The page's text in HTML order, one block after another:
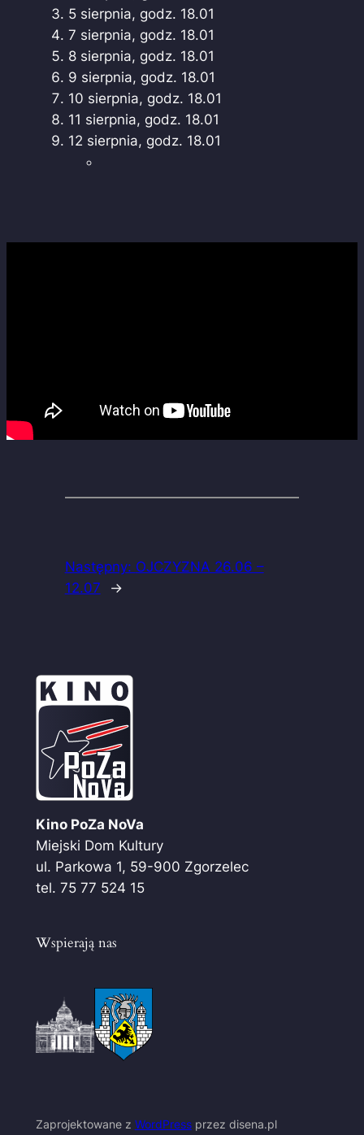
5 sierpnia, godz. 18.01
7 sierpnia, godz. 18.01
8 sierpnia, godz. 18.01
9 sierpnia, godz. 18.01
10 sierpnia, godz. 18.01
11 sierpnia, godz. 18.01
12 sierpnia, godz. 18.01
Następny: OJCZYZNA 26.06 –
12.07
→
Kino PoZa NoVa
Miejski Dom Kultury
ul. Parkowa 1, 59-900 Zgorzelec
tel. 75 77 524 15
Wspierają nas
Zaprojektowane z WordPressprzez disena.pl